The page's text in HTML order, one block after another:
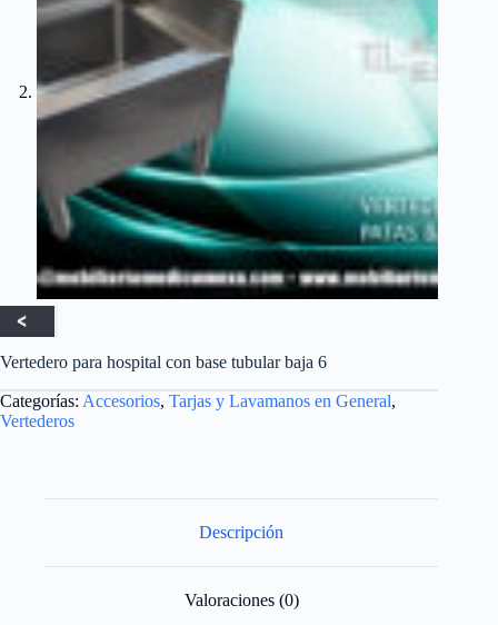
Vertedero para hospital con base tubular baja 6
Categorías: Accesorios, Tarjas y Lavamanos en General,
Vertederos
Descripción
Valoraciones (0)